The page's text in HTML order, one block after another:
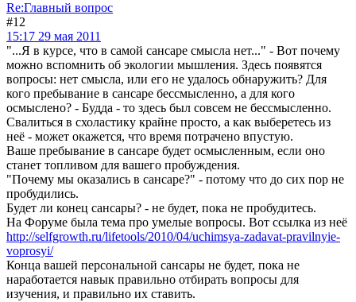
Re:Главный вопрос
#12
15:17 29 мая 2011
"...Я в курсе, что в самой сансаре смысла нет..." - Вот почему
можно вспомнить об экологии мышления. Здесь появятся
вопросы: нет смысла, или его не удалось обнаружить? Для
кого пребывание в сансаре бессмысленно, а для кого
осмыслено? - Будда - то здесь был совсем не бессмысленно.
Свалиться в схоластику крайне просто, а как выберетесь из
неё - может окажется, что время потрачено впустую.
Ваше пребывание в сансаре будет осмысленным, если оно
станет топливом для вашего пробуждения.
"Почему мы оказались в сансаре?" - потому что до сих пор не
пробудились.
Будет ли конец сансары? - не будет, пока не пробудитесь.
На Форуме была тема про умелые вопросы. Вот ссылка из неё
http://selfgrowth.ru/lifetools/2010/04/uchimsya-zadavat-pravilnyie-
voprosyi/
Конца вашей персональной сансары не будет, пока не
наработается навык правильно отбирать вопросы для
изучения, и правильно их ставить.